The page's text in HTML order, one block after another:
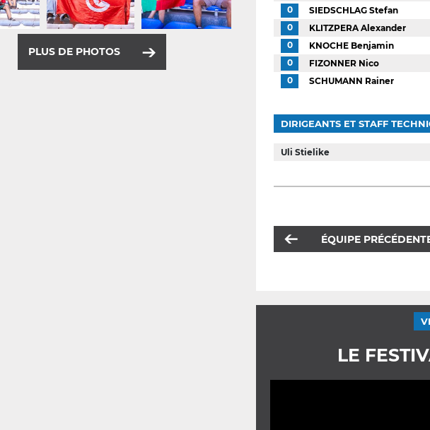
PLUS DE PHOTOS
0
SIEDSCHLAG Stefan
0
KLITZPERA Alexander
0
KNOCHE Benjamin
0
FIZONNER Nico
0
SCHUMANN Rainer
DIRIGEANTS ET STAFF
Uli Stielike
ÉQUIPE
LE